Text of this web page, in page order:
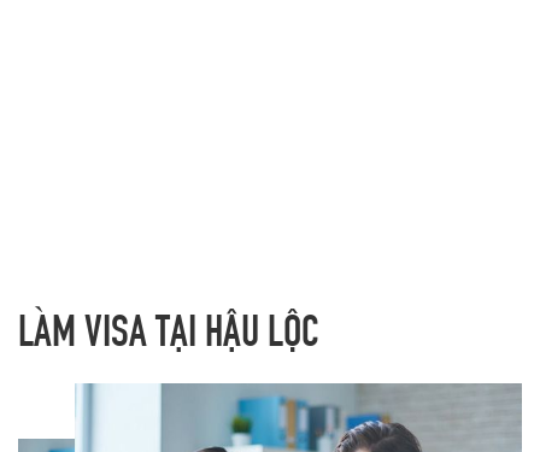
LÀM VISA TẠI HẬU LỘC